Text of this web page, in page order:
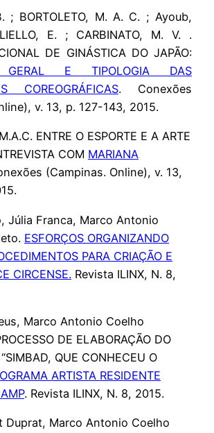
; BORTOLETO, M. A. C. ; Ayoub,
E. ; CARBINATO, M. V. .
DE GINÁSTICA DO JAPÃO:
GERAL E TIPOLOGIA DAS
COREOGRÁFICAS. Conexões
v. 13, p. 127-143, 2015.
ENTRE O ESPORTE E A ARTE
COM MARIANA
(Campinas. Online), v. 13,
Júlia Franca, Marco Antonio
ESFORÇOS ORGANIZANDO
PARA CRIAÇÃO E
CIRCENSE. Revista ILINX, N. 8,
Marco Antonio Coelho
DE ELABORAÇÃO DO
QUE CONHECEU O
ARTISTA RESIDENTE
. Revista ILINX, N. 8, 2015.
Duprat, Marco Antonio Coelho